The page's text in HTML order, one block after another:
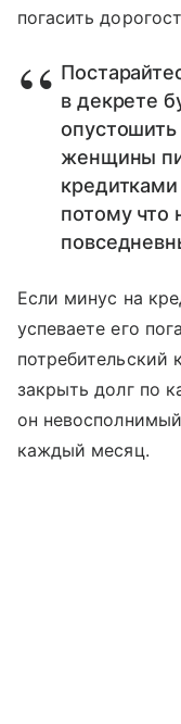
погасить
в декрете
женщины
потому что
Если минус на
успеваете его
потребительский
закрыть долг по
он
каждый месяц.